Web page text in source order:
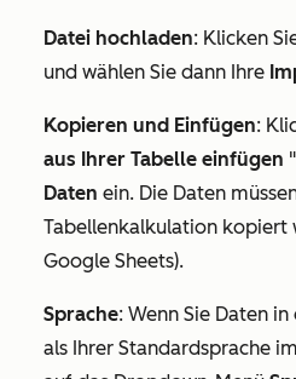
Datei hochladen: Klicken
und wählen Sie dann Ihre
Kopieren und Einfügen:
aus Ihrer Tabelle einfügen
Daten ein. Die Daten
Tabellenkalkulation kopiert
Google Sheets).
Sprache: Wenn Sie Daten
als Ihrer Standardsprache